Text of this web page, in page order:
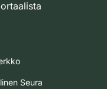
Seura